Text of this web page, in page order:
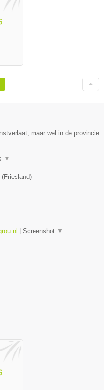
maar wel in de provincie
▼
(Friesland)
Screenshot ▼